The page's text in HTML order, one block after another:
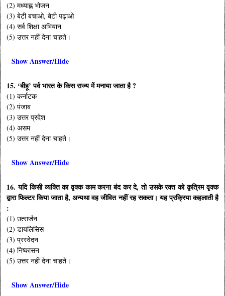
(2) मध्याह्न भोजन
(3) बेटी बचाओ, बेटी पढ़ाओ
(4) सर्व शिक्षा अभियान
(5) उत्तर नहीं देना चाहते।
Show Answer/Hide
15. ‘बीहू’ पर्व भारत के किस राज्य में मनाया जाता है ?
(1) कर्नाटक
(2) पंजाब
(3) उत्तर प्रदेश
(4) असम
(5) उत्तर नहीं देना चाहते।
Show Answer/Hide
16. यदि किसी व्यक्ति का वृक्क काम करना बंद कर दे, तो उसके रक्त को कृत्रिम वृक्क
द्वारा फिल्टर किया जाता है, अन्यथा वह जीवित नहीं रह सकता। यह प्रक्रिया कहलाती है
:
(1) उत्सर्जन
(2) डायलिसिस
(3) प्रस्वेदन
(4) निष्कासन
(5) उत्तर नहीं देना चाहते।
Show Answer/Hide